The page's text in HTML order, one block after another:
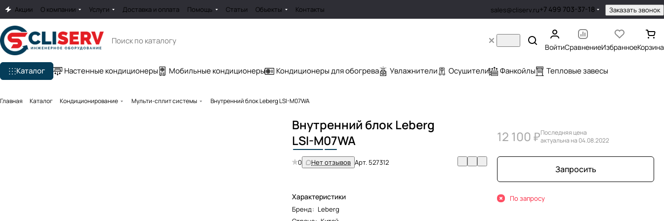
Акции О компании Услуги Доставка и оплата Помощь Статьи Объекты Контакты sales@cliserv.ru+7 499 703-37-18 Заказать звонок
ВойтиСравнениеИзбранноеКорзина
Каталог Настенные кондиционеры Мобильные кондиционеры Кондиционеры для обогрева Увлажнители Осушители Фанкойлы Тепловые завесы
Главная Каталог Кондиционирование Мульти-сплит системы Внутренний блок Leberg LSI-M07WA
Внутренний блок Leberg
LSI-M07WA
0 Нет отзывов Арт. 527312
Характеристики
Бренд: Leberg
12 100 ₽Последняя цена
актуальна на 04.08.2022
Запросить
По запросу